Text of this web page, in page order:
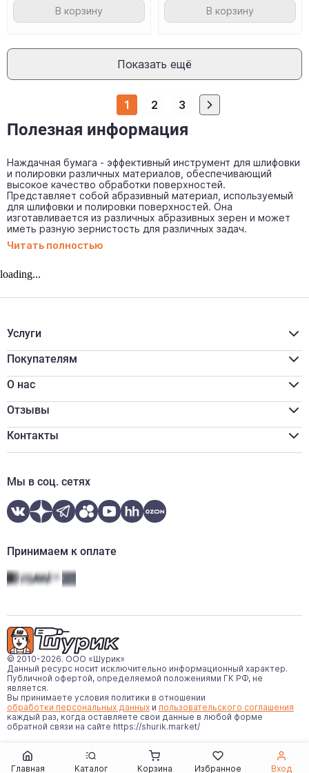
В корзину В корзину
Показать ещё
1 2 3
Полезная информация
Наждачная бумага - эффективный инструмент для шлифовки
и полировки различных материалов, обеспечивающий
высокое качество обработки поверхностей.
Представляет собой абразивный материал, используемый
для шлифовки и полировки поверхностей. Она
изготавливается из различных абразивных зерен и может
иметь разную зернистость для различных задач.
Читать полностью
loading...
Услуги
Доставка
Распил
Покупателям
Для бизнеса
Оплата наличными
Обмен и возврат
Онлайн оплата
Онлайн кредитование
О нас
Сертификаты
Новости
Отзывы
Контакты
Отзывы
Контакты
Ежедневно:08:00-20:00
WhatsApp
Telegram
Мы в соц. сетях
Принимаем к оплате
© 2010-2026. ООО «Шурик»
Данный ресурс носит исключительно информационный характер.
Публичной офертой, определяемой положениями ГК РФ, не
является.
Вы принимаете условия политики в отношении
обработки персональных данных и пользовательского соглашения
каждый раз, когда оставляете свои данные в любой форме
обратной связи на сайте https://shurik.market/
Главная Каталог Корзина Избранное Вход